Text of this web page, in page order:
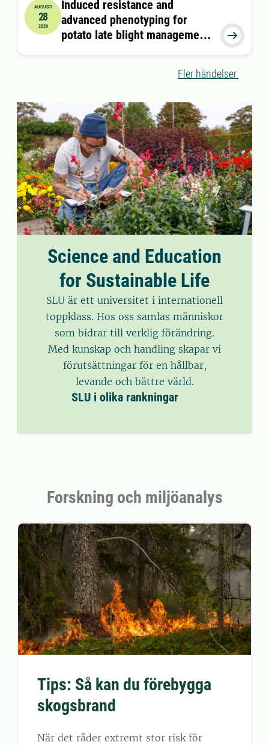
2026-08-28 13:00:00
AUGUSTI
28
2026

Induced resistance and
advanced phenotyping for
potato late blight management
Fler händelser
Science and Education
for Sustainable Life
SLU är ett universitet i internationell
toppklass. Hos oss samlas människor
som bidrar till verklig förändring.
Med kunskap och handling skapar vi
förutsättningar för en hållbar,
levande och bättre värld.
SLU i olika rankningar
Forskning och miljöanalys
Tips: Så kan du förebygga
skogsbrand
När det råder extremt stor risk för